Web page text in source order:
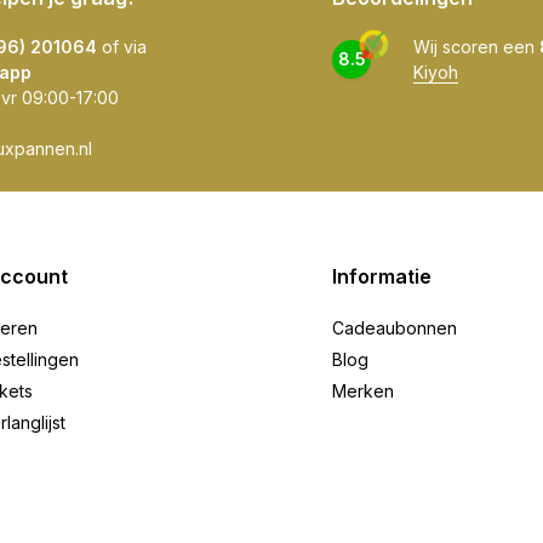
201064 of via
09:00-17:00
8.5
Wij scoren een
Kiyoh
Informatie
Cadeaubonnen
Blog
Merken